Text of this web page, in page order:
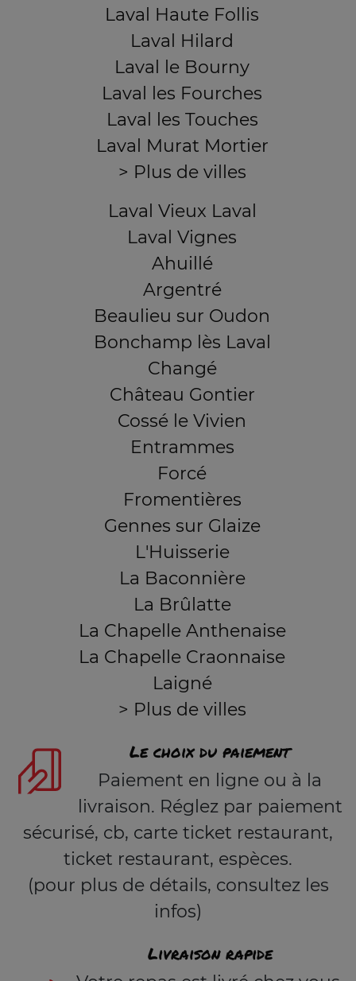
Laval Haute Follis
Laval Hilard
Laval le Bourny
Laval les Fourches
Laval les Touches
Laval Murat Mortier
> Plus de villes
Laval Vieux Laval
Laval Vignes
Ahuillé
Argentré
Beaulieu sur Oudon
Bonchamp lès Laval
Changé
Château Gontier
Cossé le Vivien
Entrammes
Forcé
Fromentières
Gennes sur Glaize
L'Huisserie
La Baconnière
La Brûlatte
La Chapelle Anthenaise
La Chapelle Craonnaise
Laigné
> Plus de villes
Le choix du paiement
Paiement en ligne ou à la
livraison. Réglez par paiement
sécurisé, cb, carte ticket restaurant,
ticket restaurant, espèces.
(pour plus de détails, consultez les
infos)
Livraison rapide